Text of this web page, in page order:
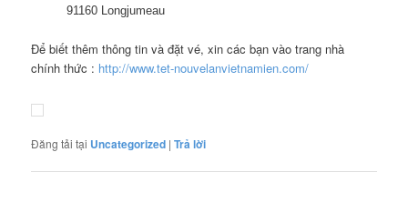
91160 Longjumeau
Để biết thêm thông tin và đặt vé, xin các bạn vào trang nhà
chính thức : http://www.tet-nouvelanvietnamien.com/
Đăng tải tại Uncategorized |Trả lời